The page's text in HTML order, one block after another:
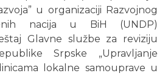
u organizaciji Razvojnog
nacija u BiH (UNDP)
Glavne službe za reviziju
Srpske „Upravljanje
lokalne samouprave u